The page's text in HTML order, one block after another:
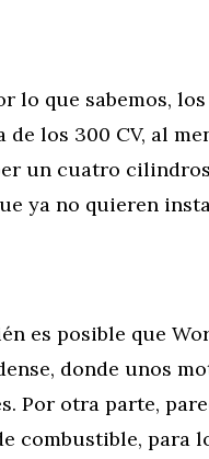
lo que sabemos,
de los 300 CV, al
un cuatro
ya no quieren
es posible que
donde unos
Por otra parte,
combustible, para